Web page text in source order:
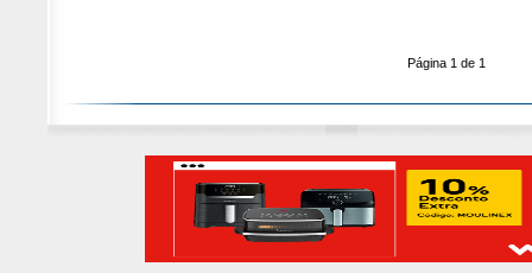
Página 1 de 1